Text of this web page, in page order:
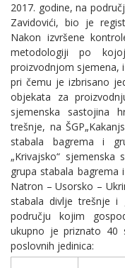
2017. godine, na
Zavidovići, bio je
Nakon izvršene
metodologiji po
proizvodnjom sjemena,
pri čemu je izbrisano
objekata za
sjemenska sastojina
trešnje, na
stabala bagrema i
„Krivajsko“
grupa stabala bagrema
Natron – Usorsko –
stabala divlje trešnje i
području kojim
ukupno je priznato 40
poslovnih jedinica: